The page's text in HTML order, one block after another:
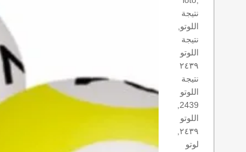
نتيجة
اللوتو,
نتيجة
اللوتو
٢٤٣٩
نتيجة
اللوتو
اللوتو
٢٤٣٩,
لوتو